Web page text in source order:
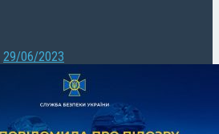
29/06/2023